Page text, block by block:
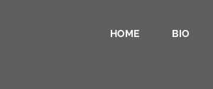
HOME BIO